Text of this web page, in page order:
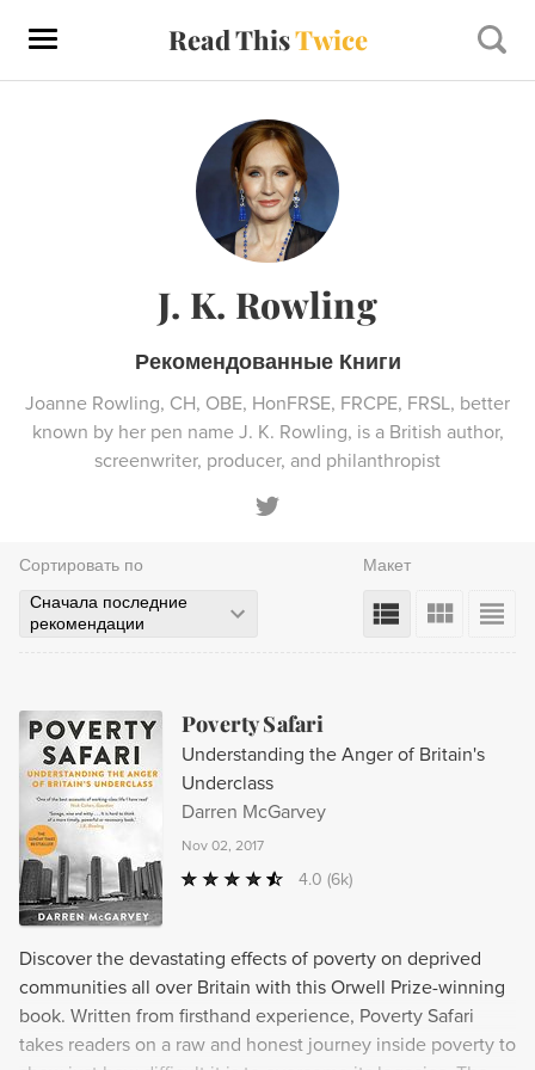
Read ThisTwice
J. K. Rowling
Рекомендованные Книги
Joanne Rowling, CH, OBE, HonFRSE, FRCPE, FRSL, better
known by her pen name J. K. Rowling, is a British author,
screenwriter, producer, and philanthropist
Сортировать по
Сначала последние
рекомендации
Макет
Poverty Safari
Understanding the Anger of Britain's
Underclass
Darren McGarvey
Nov 02, 2017
4.0 (6k)
Discover the devastating effects of poverty on deprived
communities all over Britain with this Orwell Prize-winning
book. Written from firsthand experience, Poverty Safari
takes readers on a raw and honest journey inside poverty to